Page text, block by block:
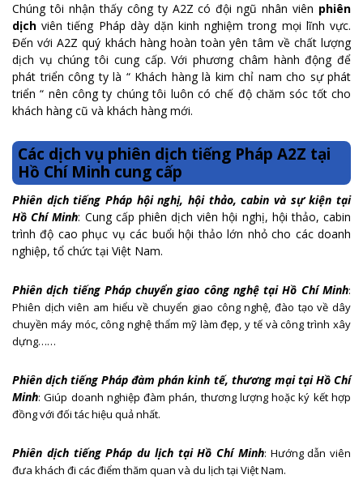
Chúng tôi nhận thấy công ty A2Z có đội ngũ nhân viên phiên
dịch viên tiếng Pháp dày dặn kinh nghiệm trong mọi lĩnh vực.
Đến với A2Z quý khách hàng hoàn toàn yên tâm về chất lượng
dịch vụ chúng tôi cung cấp. Với phương châm hành động để
phát triển công ty là “ Khách hàng là kim chỉ nam cho sự phát
triển “ nên công ty chúng tôi luôn có chế độ chăm sóc tốt cho
khách hàng cũ và khách hàng mới.
Các dịch vụ phiên dịch tiếng Pháp A2Z tại
Hồ Chí Minh cung cấp
Phiên dịch tiếng Pháp hội nghị, hội thảo, cabin và sự kiện tại
Hồ Chí Minh: Cung cấp phiên dịch viên hội nghị, hội thảo, cabin
trình độ cao phục vụ các buổi hội thảo lớn nhỏ cho các doanh
nghiệp, tổ chức tại Việt Nam.
Phiên dịch tiếng Pháp chuyển giao công nghệ tại Hồ Chí Minh:
Phiên dịch viên am hiểu về chuyển giao công nghệ, đào tạo về dây
chuyền máy móc, công nghệ thẩm mỹ làm đẹp, y tế và công trình xây
dựng……
Phiên dịch tiếng Pháp đàm phán kinh tế, thương mại tại Hồ Chí
Minh: Giúp doanh nghiệp đàm phán, thương lượng hoặc ký kết hợp
đồng với đối tác hiệu quả nhất.
Phiên dịch tiếng Pháp du lịch tại Hồ Chí Minh: Hướng dẫn viên
đưa khách đi các điểm thăm quan và du lịch tại Việt Nam.